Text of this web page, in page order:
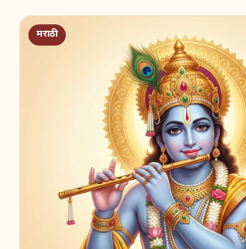
मराठी